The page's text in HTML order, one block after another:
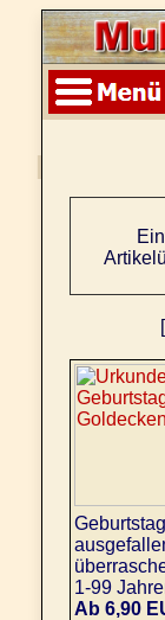
[
1-99
Ab 6,90